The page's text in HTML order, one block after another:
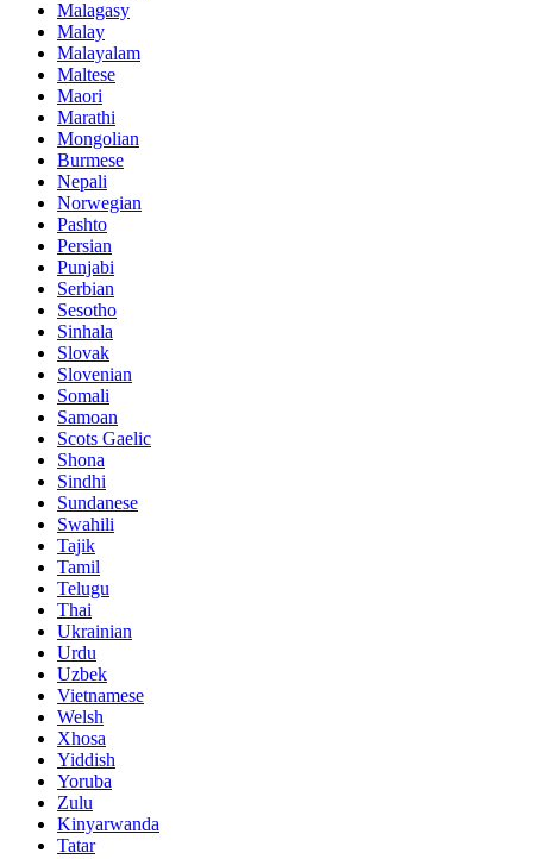
Malagasy
Malay
Malayalam
Maltese
Maori
Marathi
Mongolian
Burmese
Nepali
Norwegian
Pashto
Persian
Punjabi
Serbian
Sesotho
Sinhala
Slovak
Slovenian
Somali
Samoan
Scots Gaelic
Shona
Sindhi
Sundanese
Swahili
Tajik
Tamil
Telugu
Thai
Ukrainian
Urdu
Uzbek
Vietnamese
Welsh
Xhosa
Yiddish
Yoruba
Zulu
Kinyarwanda
Tatar